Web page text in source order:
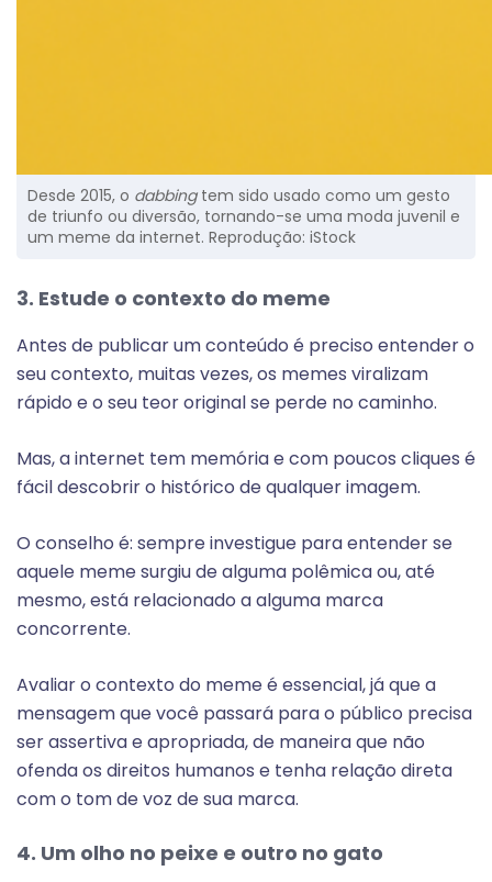
Desde 2015, o dabbingtem sido usado como um gesto
de triunfo ou diversão, tornando-se uma moda juvenil e
um meme da internet. Reprodução: iStock
3. Estude o contexto do meme
Antes de publicar um conteúdo é preciso entender o
seu contexto, muitas vezes, os memes viralizam
rápido e o seu teor original se perde no caminho.
Mas, a internet tem memória e com poucos cliques é
fácil descobrir o histórico de qualquer imagem.
O conselho é: sempre investigue para entender se
aquele meme surgiu de alguma polêmica ou, até
mesmo, está relacionado a alguma marca
concorrente.
Avaliar o contexto do meme é essencial, já que a
mensagem que você passará para o público precisa
ser assertiva e apropriada, de maneira que não
ofenda os direitos humanos e tenha relação direta
com o tom de voz de sua marca.
4. Um olho no peixe e outro no gato